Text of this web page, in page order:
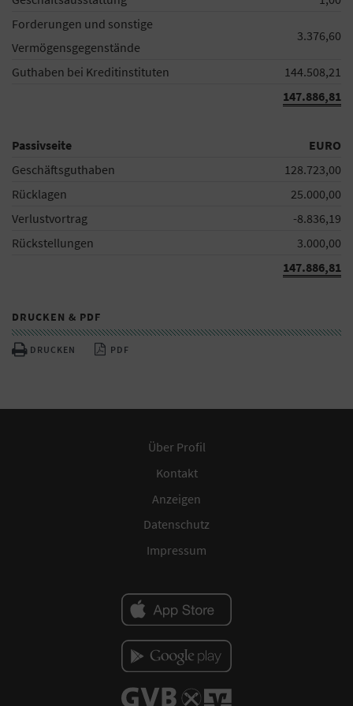
Forderungen und sonstige
Vermögensgegenstände
3.376,60
Guthaben bei Kreditinstituten
144.508,21
147.886,81
Passivseite
EURO
Geschäftsguthaben
128.723,00
Rücklagen
25.000,00
Verlustvortrag
-8.836,19
Rückstellungen
3.000,00
147.886,81
DRUCKEN & PDF
DRUCKEN PDF
Über Profil
Kontakt
Anzeigen
Datenschutz
Impressum